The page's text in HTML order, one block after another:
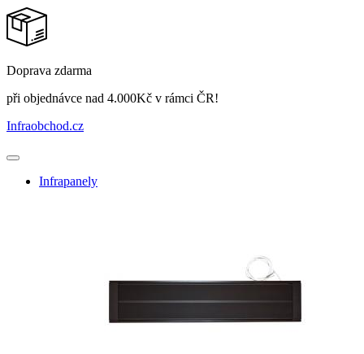
Doprava zdarma
při objednávce nad 4.000Kč v rámci ČR!
Infraobchod.cz
Infrapanely